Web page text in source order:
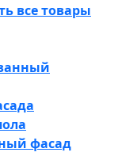
все товары
фасад